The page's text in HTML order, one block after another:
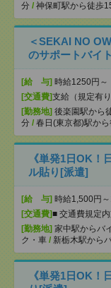
分 / 神保町駅から徒歩
＜SEKAI NO
のサポートバイ
[給 与] 時給1250円～
[交通費]支給（規定有り
[勤務地] 後楽園駅から
分 / 春日(東京都)駅か
《単発1日OK！
ル貼り[派遣]
[給 与] 時給1,500円
[交通費]■ 交通費規定
[勤務地] 家中駅からバ
ク・車 / 新栃木駅から
《単発1日OK！